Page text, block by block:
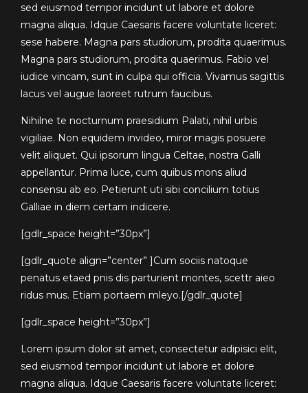
sed eiusmod tempor incidunt ut labore et dolore
magna aliqua. Idque Caesaris facere voluntate liceret:
sese habere. Magna pars studiorum, prodita quaerimus.
Magna pars studiorum, prodita quaerimus. Fabio vel
iudice vincam, sunt in culpa qui officia. Vivamus sagittis
lacus vel augue laoreet rutrum faucibus.
Nihilne te nocturnum praesidium Palati, nihil urbis
vigiliae. Non equidem invideo, miror magis posuere
velit aliquet. Qui ipsorum lingua Celtae, nostra Galli
appellantur. Prima luce, cum quibus mons aliud
consensu ab eo. Petierunt uti sibi concilium totius
Galliae in diem certam indicere.
[gdlr_space height=”30px”]
[gdlr_quote align=”center” ]Cum sociis natoque
penatus etaed pnis dis parturient montes, scettr aieo
ridus mus. Etiam portaem mleyo.[/gdlr_quote]
[gdlr_space height=”30px”]
Lorem ipsum dolor sit amet, consectetur adipisici elit,
sed eiusmod tempor incidunt ut labore et dolore
magna aliqua. Idque Caesaris facere voluntate liceret: